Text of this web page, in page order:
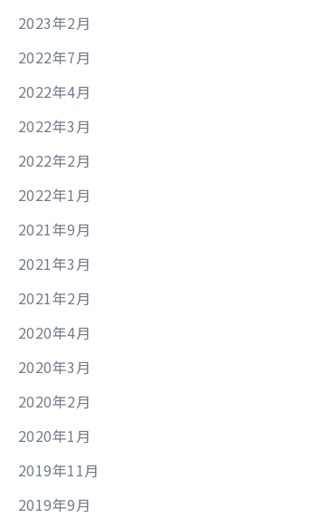
2023年2月
2022年7月
2022年4月
2022年3月
2022年2月
2022年1月
2021年9月
2021年3月
2021年2月
2020年4月
2020年3月
2020年2月
2020年1月
2019年11月
2019年9月